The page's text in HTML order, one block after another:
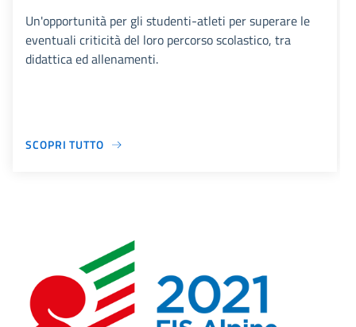
Un'opportunità per gli studenti-atleti per superare le
eventuali criticità del loro percorso scolastico, tra
didattica ed allenamenti.
SCOPRI TUTTO